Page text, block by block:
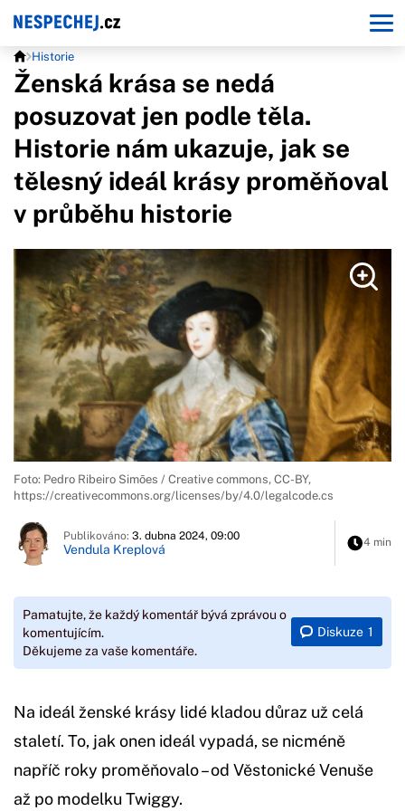
Historie
Ženská krása se nedá
posuzovat jen podle těla.
Historie nám ukazuje, jak se
tělesný ideál krásy proměňoval
v průběhu historie
Foto: Pedro Ribeiro Simões / Creative commons, CC-BY,
https://creativecommons.org/licenses/by/4.0/legalcode.cs
Publikováno: 3. dubna 2024, 09:00
Vendula Kreplová 4 min
Pamatujte, že každý komentář bývá zprávou o
komentujícím.
Děkujeme za vaše komentáře.
Diskuze 1
Na ideál ženské krásy lidé kladou důraz už celá
staletí. To, jak onen ideál vypadá, se nicméně
napříč roky proměňovalo – od Věstonické Venuše
až po modelku Twiggy.